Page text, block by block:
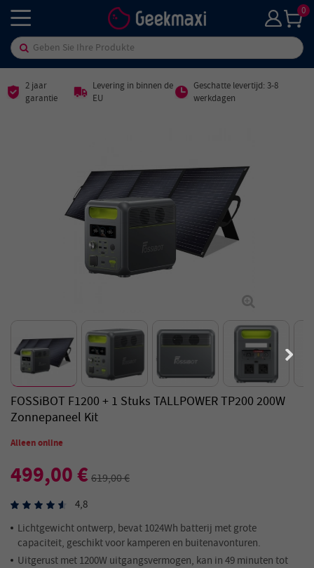
0
2 jaar
garantie
Levering in binnen de
EU
Geschatte levertijd: 3-8
werkdagen
FOSSiBOT F1200 + 1 Stuks TALLPOWER TP200 200W
Zonnepaneel Kit
Alleen online
499,00 €619,00 €
4,8
Lichtgewicht ontwerp, bevat 1024Wh batterij met grote
capaciteit, geschikt voor kamperen en buitenavonturen.
Uitgerust met 1200W uitgangsvermogen, kan in 49 minuten tot